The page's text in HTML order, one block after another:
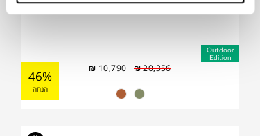
₪20,356
₪ 10,790
Outdoor
Edition
46%
הנחה